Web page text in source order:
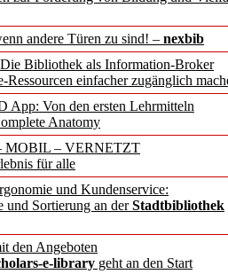
andere Türen zu sind! – nexbib
Bibliothek als Information-Broker
einfacher zugänglich
App: Von den ersten Lehrmitteln
Anatomy
MOBIL – VERNETZT
für alle
und Kundenservice:
und Sortierung an derStadtbibliothek
den Angeboten
e-library geht an den Start
für
in
Institut neu
und